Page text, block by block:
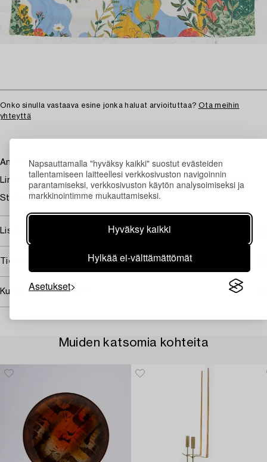
Napsauttamalla "hyväksy kaikki" suostut evästeiden
tallentamiseen laitteellesi verkkosivuston navigoinnin
parantamiseksi, verkkosivuston käytön analysoimiseksi ja
markkinointimme mukauttamiseksi.
Hyväksy kaikki
Hylkää ei-välttämättömät
Asetukset
Onko sinulla vastaava esine jonka haluat arvioituttaa? Ota meihin
yhteyttä
An 'Anakreon' curtain, Svenskt Tenn.
Linen, lined and with pleat tape, label marked. 205 x 116 cm.
Ställvis blekt.
Lisää taiteilijasta Josef Frank
Tietoa ostamisesta
Kuvan käyttöoikeudet
Muiden katsomia kohteita